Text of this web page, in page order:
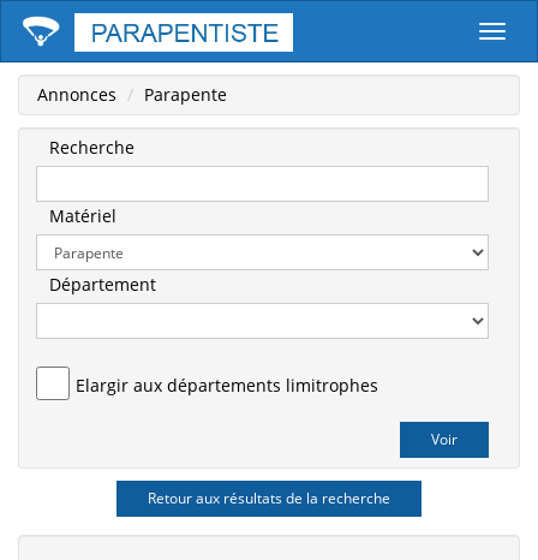
Annonces Parapente
Recherche
Matériel
Département
Elargir aux départements limitrophes
Retour aux résultats de la recherche